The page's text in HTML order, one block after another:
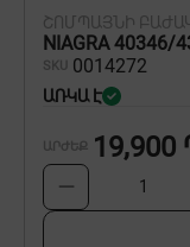
ՇՈՄՊԱՅՆԻ
NIAGRA 40346/
SKU 0014272
ԱՌԿԱ Է
ԱՐԺԵՔ 19,900
1